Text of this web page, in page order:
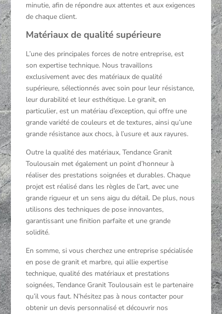
minutie, afin de répondre aux attentes et aux exigences
de chaque client.
Matériaux de qualité supérieure
L’une des principales forces de notre entreprise, est
son expertise technique. Nous travaillons
exclusivement avec des matériaux de qualité
supérieure, sélectionnés avec soin pour leur résistance,
leur durabilité et leur esthétique. Le granit, en
particulier, est un matériau d’exception, qui offre une
grande variété de couleurs et de textures, ainsi qu’une
grande résistance aux chocs, à l’usure et aux rayures.
Outre la qualité des matériaux, Tendance Granit
Toulousain met également un point d’honneur à
réaliser des prestations soignées et durables. Chaque
projet est réalisé dans les règles de l’art, avec une
grande rigueur et un sens aigu du détail. De plus, nous
utilisons des techniques de pose innovantes,
garantissant une finition parfaite et une grande
solidité.
En somme, si vous cherchez une entreprise spécialisée
en pose de granit et marbre, qui allie expertise
technique, qualité des matériaux et prestations
soignées, Tendance Granit Toulousain est le partenaire
qu’il vous faut. N’hésitez pas à nous contacter pour
obtenir un devis personnalisé et découvrir nos